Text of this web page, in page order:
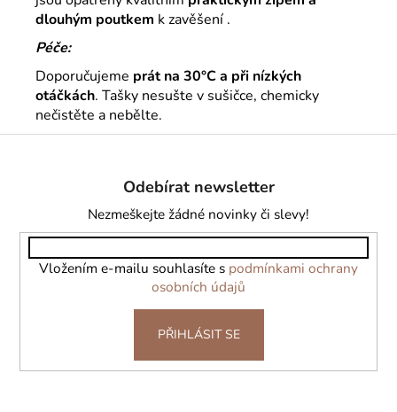
dlouhým poutkem k zavěšení .
Péče:
Doporučujeme prát na 30°C a při nízkých
otáčkách. Tašky nesušte v sušičce, chemicky
nečistěte a nebělte.
Odebírat newsletter
Nezmeškejte žádné novinky či slevy!
Vložením e-mailu souhlasíte s podmínkami ochrany
osobních údajů
PŘIHLÁSIT SE